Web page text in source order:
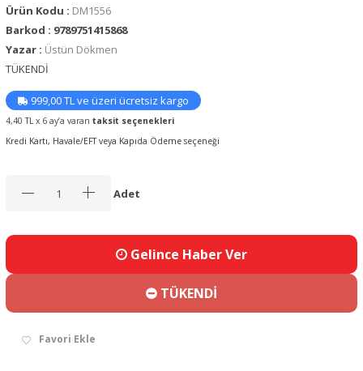
Ürün Kodu : DM1556
Barkod : 9789751415868
Yazar : Üstün Dökmen
TÜKENDİ
999,00 TL ve üzeri ücretsiz kargo
4,40 TL x 6 ay’a varan taksit seçenekleri
Kredi Kartı, Havale/EFT veya Kapıda Ödeme seçeneği
Adet
Gelince Haber Ver
TÜKENDİ
Favori Ekle